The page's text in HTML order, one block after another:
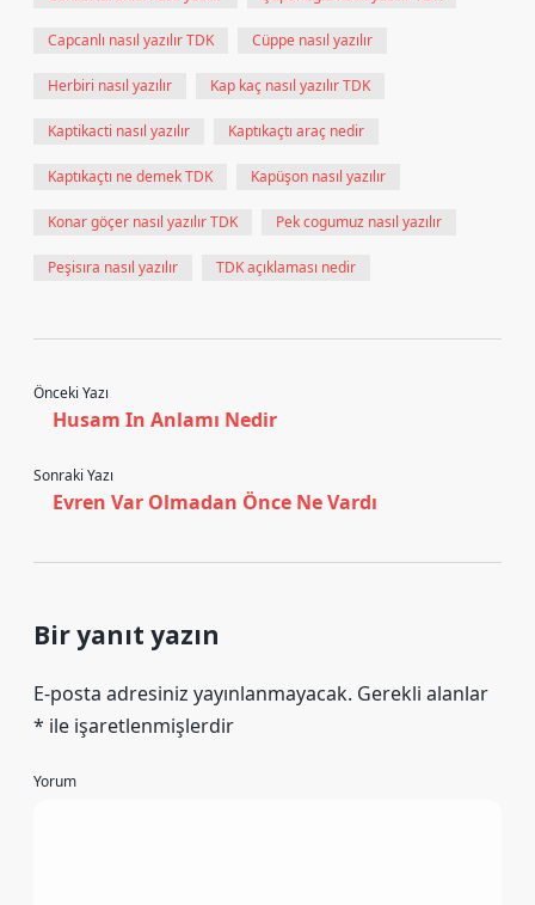
Capcanlı nasıl yazılır TDK Cüppe nasıl yazılır
Herbiri nasıl yazılır Kap kaç nasıl yazılır TDK
Kaptikacti nasıl yazılır Kaptıkaçtı araç nedir
Kaptıkaçtı ne demek TDK Kapüşon nasıl yazılır
Konar göçer nasıl yazılır TDK Pek cogumuz nasıl yazılır
Peşisıra nasıl yazılır TDK açıklaması nedir
Önceki Yazı
Husam In Anlamı Nedir
Sonraki Yazı
Evren Var Olmadan Önce Ne Vardı
Bir yanıt yazın
E-posta adresiniz yayınlanmayacak. Gerekli alanlar
* ile işaretlenmişlerdir
Yorum